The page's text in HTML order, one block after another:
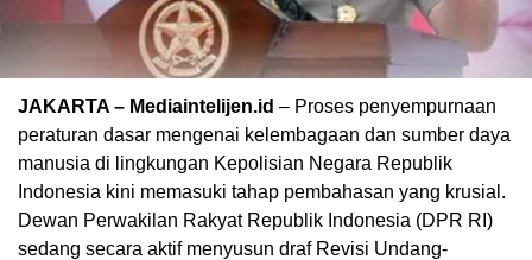
JAKARTA – Mediaintelijen.id – Proses penyempurnaan
peraturan dasar mengenai kelembagaan dan sumber daya
manusia di lingkungan Kepolisian Negara Republik
Indonesia kini memasuki tahap pembahasan yang krusial.
Dewan Perwakilan Rakyat Republik Indonesia (DPR RI)
sedang secara aktif menyusun draf Revisi Undang-